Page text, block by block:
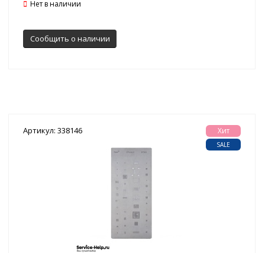
Нет в наличии
Сообщить о наличии
Артикул: 338146 Хит
SALE